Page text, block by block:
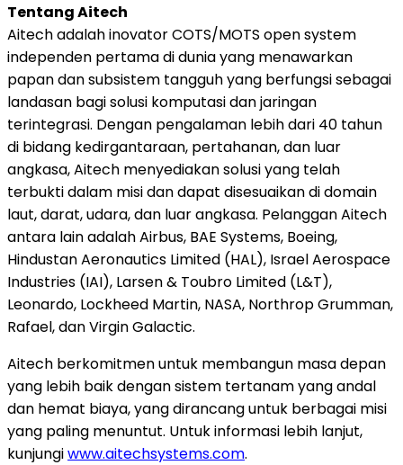
Tentang Aitech
Aitech adalah inovator COTS/MOTS open system
independen pertama di dunia yang menawarkan
papan dan subsistem tangguh yang berfungsi sebagai
landasan bagi solusi komputasi dan jaringan
terintegrasi. Dengan pengalaman lebih dari 40 tahun
di bidang kedirgantaraan, pertahanan, dan luar
angkasa, Aitech menyediakan solusi yang telah
terbukti dalam misi dan dapat disesuaikan di domain
laut, darat, udara, dan luar angkasa. Pelanggan Aitech
antara lain adalah Airbus, BAE Systems, Boeing,
Hindustan Aeronautics Limited (HAL), Israel Aerospace
Industries (IAI), Larsen & Toubro Limited (L&T),
Leonardo, Lockheed Martin, NASA, Northrop Grumman,
Rafael, dan Virgin Galactic.
Aitech berkomitmen untuk membangun masa depan
yang lebih baik dengan sistem tertanam yang andal
dan hemat biaya, yang dirancang untuk berbagai misi
yang paling menuntut. Untuk informasi lebih lanjut,
kunjungiwww.aitechsystems.com.